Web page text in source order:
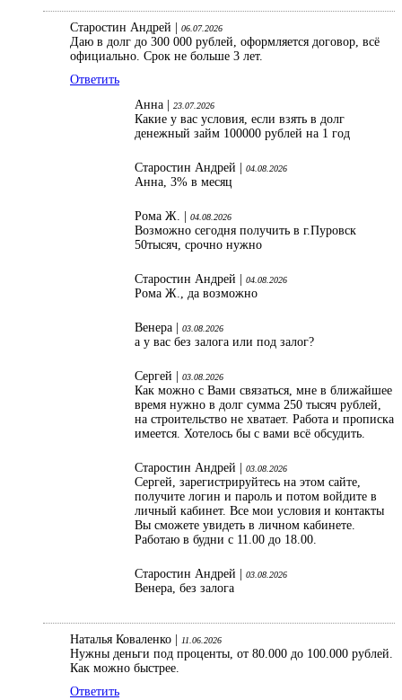
Старостин Андрей | 06.07.2026
Даю в долг до 300 000 рублей, оформляется договор, всё
официально. Срок не больше 3 лет.
Ответить
Анна |
23.07.2026
Какие у вас условия, если взять в долг
денежный займ 100000 рублей на 1 год
Старостин Андрей | 04.08.2026
Анна, 3% в месяц
Рома Ж. | 04.08.2026
Возможно сегодня получить в г.Пуровск
50тысяч, срочно нужно
Старостин Андрей | 04.08.2026
Рома Ж., да возможно
Венера | 03.08.2026
а у вас без залога или под залог?
Сергей | 03.08.2026
Как можно с Вами связаться, мне в ближайшее
время нужно в долг сумма 250 тысяч рублей,
на строительство не хватает. Работа и прописка
имеется. Хотелось бы с вами всё обсудить.
Старостин Андрей | 03.08.2026
Сергей, зарегистрируйтесь на этом сайте,
получите логин и пароль и потом войдите в
личный кабинет. Все мои условия и контакты
Вы сможете увидеть в личном кабинете.
Работаю в будни с 11.00 до 18.00.
Старостин Андрей | 03.08.2026
Венера, без залога
Наталья Коваленко | 11.06.2026
Нужны деньги под проценты, от 80.000 до 100.000 рублей.
Как можно быстрее.
Ответить